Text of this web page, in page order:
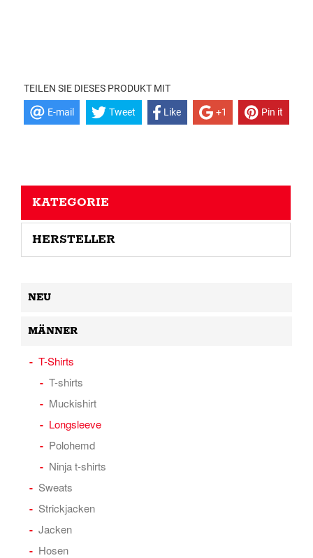
TEILEN SIE DIESES PRODUKT MIT
E-mail Tweet Like +1 Pin it
KATEGORIE
HERSTELLER
NEU
MÄNNER
T-Shirts
T-shirts
Muckishirt
Longsleeve
Polohemd
Ninja t-shirts
Sweats
Strickjacken
Jacken
Hosen